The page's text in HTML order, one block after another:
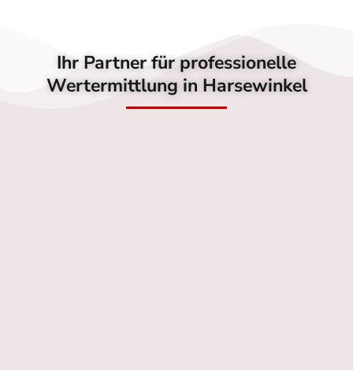
Ihr Partner für professionelle
Wertermittlung in Harsewinkel